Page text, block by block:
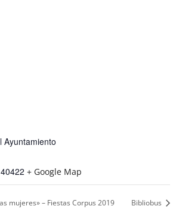
Ayuntamiento
40422 + Google Map
mujeres» – Fiestas Corpus 2019 Bibliobus